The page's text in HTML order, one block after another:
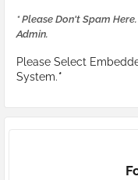
* Please Don't Spam
Admin.
Please Select
System.*